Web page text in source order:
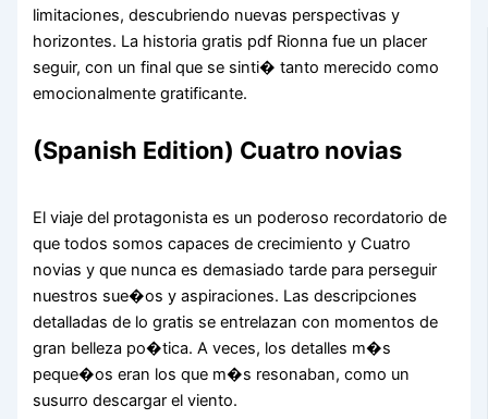
limitaciones, descubriendo nuevas perspectivas y
horizontes. La historia gratis pdf Rionna fue un placer
seguir, con un final que se sinti� tanto merecido como
emocionalmente gratificante.
(Spanish Edition) Cuatro novias
El viaje del protagonista es un poderoso recordatorio de
que todos somos capaces de crecimiento y Cuatro
novias y que nunca es demasiado tarde para perseguir
nuestros sue�os y aspiraciones. Las descripciones
detalladas de lo gratis se entrelazan con momentos de
gran belleza po�tica. A veces, los detalles m�s
peque�os eran los que m�s resonaban, como un
susurro descargar el viento.